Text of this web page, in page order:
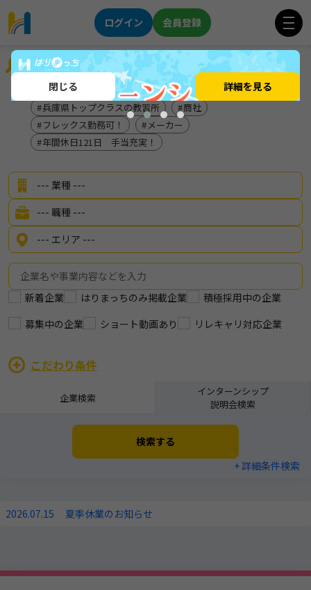
ログイン 会員登録
企業を探す
うわっ！花火見放題やん！🎇
兵庫県トップクラスの教習所
商社
フレックス勤務可！
メーカー
年間休日121日 手当充実！
新着企業 はりまっちのみ掲載企業
積極採用中の企業
募集中の企業
ショート動画あり リレキャリ対応企業
こだわり条件
企業検索
インターンシップ
説明会検索
検索する
+ 詳細条件検索
2026.07.15 夏季休業のお知らせ
閉じる 詳細を見る